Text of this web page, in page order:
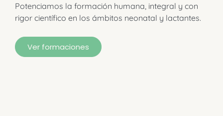
Potenciamos la formación humana, integral y con
rigor científico en los ámbitos neonatal y lactantes.
Ver formaciones